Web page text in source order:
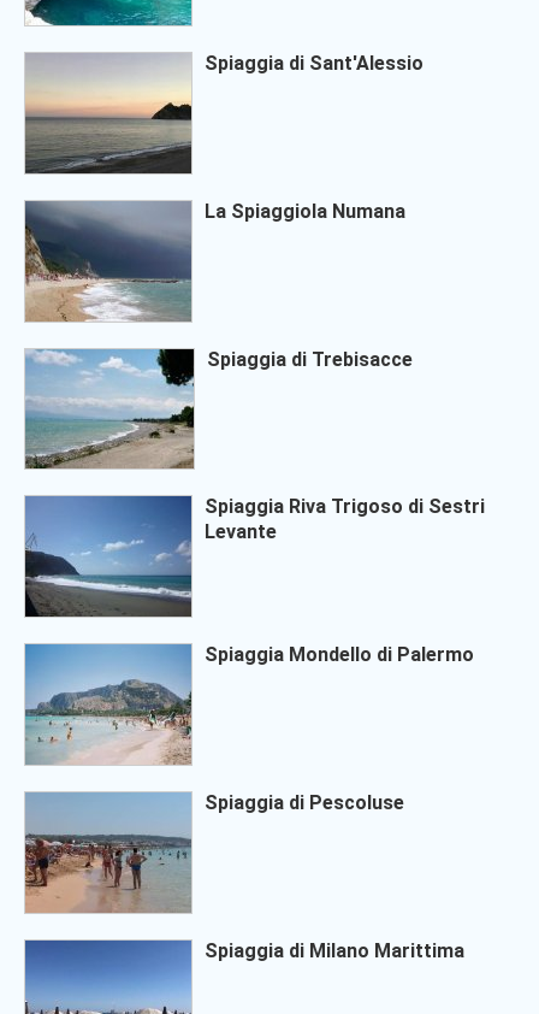
Spiaggia di Sant'Alessio
La Spiaggiola Numana
Spiaggia di Trebisacce
Spiaggia Riva Trigoso di Sestri
Levante
Spiaggia Mondello di Palermo
Spiaggia di Pescoluse
Spiaggia di Milano Marittima